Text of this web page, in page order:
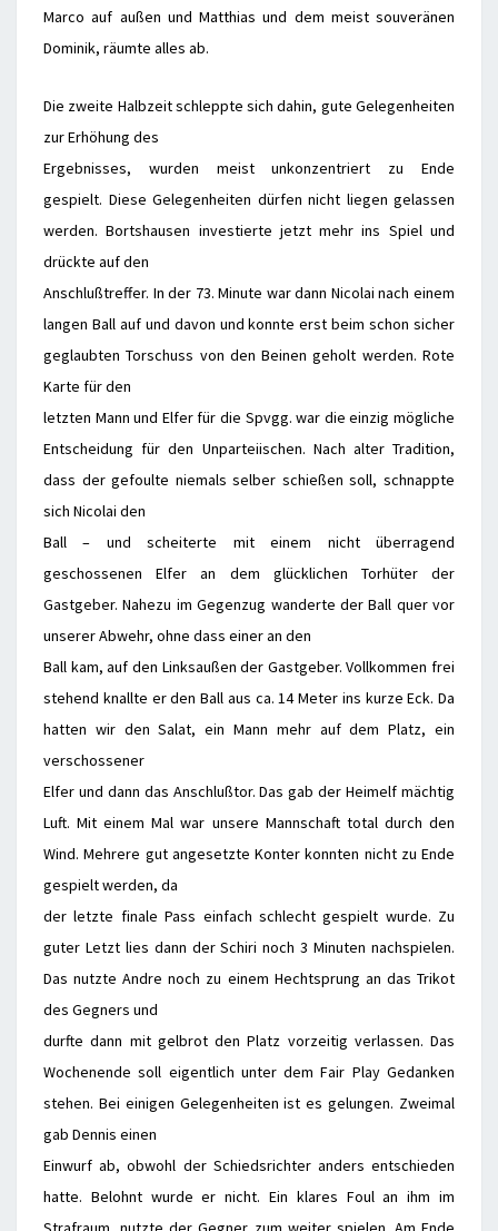
Marco auf außen und Matthias und dem meist souveränen
Dominik, räumte alles ab.
Die zweite Halbzeit schleppte sich dahin, gute Gelegenheiten
zur Erhöhung des
Ergebnisses, wurden meist unkonzentriert zu Ende
gespielt. Diese Gelegenheiten dürfen nicht liegen gelassen
werden. Bortshausen investierte jetzt mehr ins Spiel und
drückte auf den
Anschlußtreffer. In der 73. Minute war dann Nicolai nach einem
langen Ball auf und davon und konnte erst beim schon sicher
geglaubten Torschuss von den Beinen geholt werden. Rote
Karte für den
letzten Mann und Elfer für die Spvgg. war die einzig mögliche
Entscheidung für den Unparteiischen. Nach alter Tradition,
dass der gefoulte niemals selber schießen soll, schnappte
sich Nicolai den
Ball – und scheiterte mit einem nicht überragend
geschossenen Elfer an dem glücklichen Torhüter der
Gastgeber. Nahezu im Gegenzug wanderte der Ball quer vor
unserer Abwehr, ohne dass einer an den
Ball kam, auf den Linksaußen der Gastgeber. Vollkommen frei
stehend knallte er den Ball aus ca. 14 Meter ins kurze Eck. Da
hatten wir den Salat, ein Mann mehr auf dem Platz, ein
verschossener
Elfer und dann das Anschlußtor. Das gab der Heimelf mächtig
Luft. Mit einem Mal war unsere Mannschaft total durch den
Wind. Mehrere gut angesetzte Konter konnten nicht zu Ende
gespielt werden, da
der letzte finale Pass einfach schlecht gespielt wurde. Zu
guter Letzt lies dann der Schiri noch 3 Minuten nachspielen.
Das nutzte Andre noch zu einem Hechtsprung an das Trikot
des Gegners und
durfte dann mit gelbrot den Platz vorzeitig verlassen. Das
Wochenende soll eigentlich unter dem Fair Play Gedanken
stehen. Bei einigen Gelegenheiten ist es gelungen. Zweimal
gab Dennis einen
Einwurf ab, obwohl der Schiedsrichter anders entschieden
hatte. Belohnt wurde er nicht. Ein klares Foul an ihm im